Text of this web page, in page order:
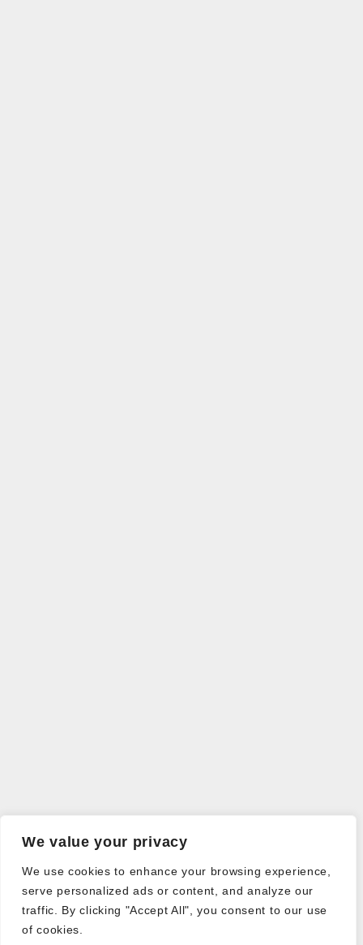
We value your privacy
We use cookies to enhance your browsing experience,
serve personalized ads or content, and analyze our
traffic. By clicking "Accept All", you consent to our use
of cookies.